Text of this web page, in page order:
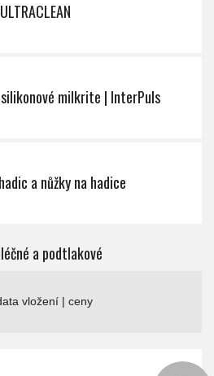
milkrite | InterPuls
a nůžky na hadice
a podtlakové
vložení
ceny